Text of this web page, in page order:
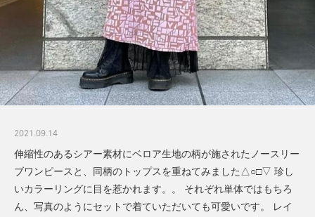
2021.09.14
伸縮性のあるシアー素材にベロア生地の柄が施されたノースリー
ブワンピースと、同柄のトップスを重ねてみました△○□▽ 珍し
いカラーリングに目を惹かれます。。 それぞれ単体ではもちろ
ん、写真のようにセットで着ていただいても可愛いです。 レイ